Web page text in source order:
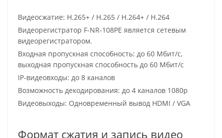
Видеосжатие: H.265+ / H.265 / H.264+ / H.264
Видеорегистратор F-NR-108PE является сетевым
видеорегистратором.
Входная пропускная способность: до 60 Мбит/с,
выходная пропускная способность до 60 Мбит/с
IP-видеовходы: до 8 каналов
Возможность декодирования: до 4 каналов 1080p
Видеовыходы: Одновременный вывод HDMI / VGA
Формат сжатия и запись видео